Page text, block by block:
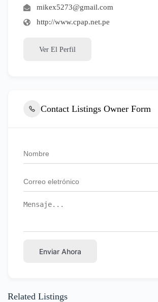
mikex5273@gmail.com
http://www.cpap.net.pe
Ver El Perfil
Contact Listings Owner Form
Enviar Ahora
Related Listings